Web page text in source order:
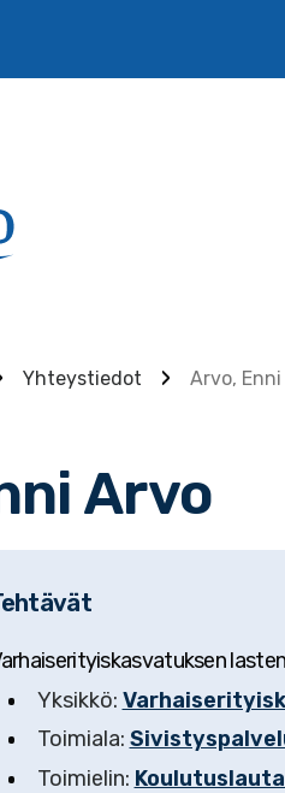
valitaan englanti.
Yhteystiedot Arvo, Enni
Arvo
Yksikkö:
Toimiala:
Toimielin: